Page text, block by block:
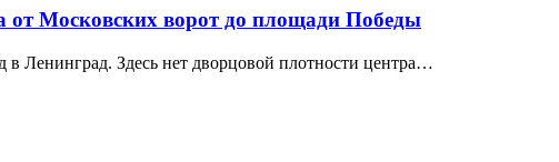
от Московских ворот до площади Победы
Ленинград. Здесь нет дворцовой плотности центра…